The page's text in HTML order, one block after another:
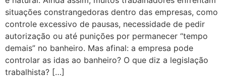
situações constrangedoras dentro das empresas, como
controle excessivo de pausas, necessidade de pedir
autorização ou até punições por permanecer “tempo
demais” no banheiro. Mas afinal: a empresa pode
controlar as idas ao banheiro? O que diz a legislação
trabalhista? […]